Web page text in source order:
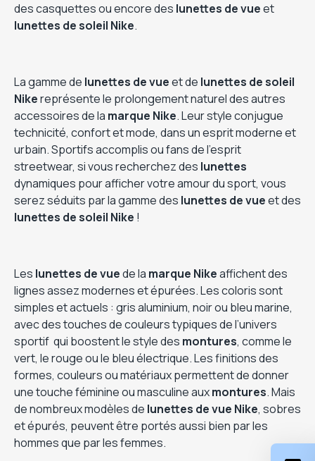
des casquettes ou encore des lunettes de vueet
lunettes de soleil Nike.
La gamme de lunettes de vueet de lunettes de soleil
Nikereprésente le prolongement naturel des autres
accessoires de la marque Nike. Leur style conjugue
technicité, confort et mode, dans un esprit moderne et
urbain. Sportifs accomplis ou fans de l’esprit
streetwear, si vous recherchez des lunettes
dynamiques pour afficher votre amour du sport, vous
serez séduits par la gamme des lunettes de vueet des
lunettes de soleil Nike !
Les lunettes de vuede la marque Nikeaffichent des
lignes assez modernes et épurées. Les coloris sont
simples et actuels : gris aluminium, noir ou bleu marine,
avec des touches de couleurs typiques de l’univers
sportif qui boostent le style des montures, comme le
vert, le rouge ou le bleu électrique. Les finitions des
formes, couleurs ou matériaux permettent de donner
une touche féminine ou masculine auxmontures. Mais
de nombreux modèles de lunettes de vue Nike, sobres
et épurés, peuvent être portés aussi bien par les
hommes que par les femmes.